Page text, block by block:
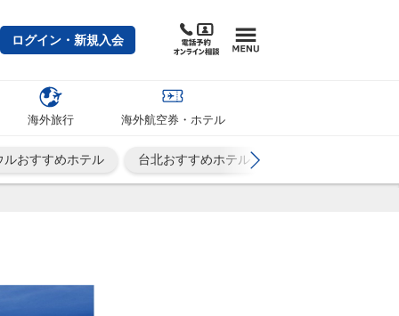
ログイン・新規入会
海外旅行 海外航空券・ホテル
ルおすすめホテル 台北おすすめホテル